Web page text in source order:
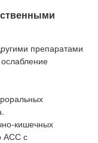
препаратами
кишечных
АСС с